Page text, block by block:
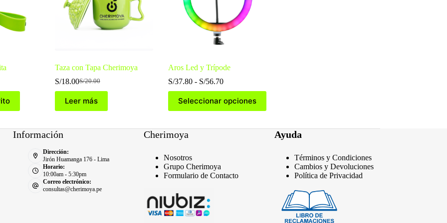
Taza con Tapa Cherimoya
S/20.00
El
precio
original
era:
S/18.00El
precio
actual
es:
Leer más
Aros Led y Trípode
S/37.80 - S/56.70Rango
de
precios:
desde
Seleccionar opciones
Este
producto
tiene
variantes.
Las
se
pueden
elegir
página
de
Información
Dirección:
Jirón Huamanga 176 - Lima
Horario:
10:00am - 5:30pm
Correo electrónico:
consultas@cherimoya.pe
Cherimoya
Nosotros
Grupo Cherimoya
Formulario de Contacto
Ayuda
Términos y Condiciones
Cambios y Devoluciones
Política de Privacidad